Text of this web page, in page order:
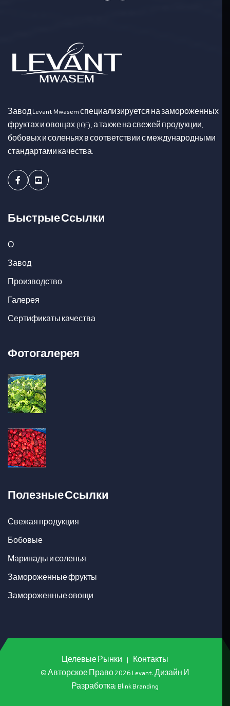
Завод Levant Mwasem специализируется на замороженных
фруктах и овощах (IQF), а также на свежей продукции,
бобовых и соленьях в соответствии с международными
стандартами качества.
FacebookYoutube
Быстрые Ссылки
О
Завод
Производство
Галерея
Сертификаты качества
Фотогалерея
Полезные Ссылки
Свежая продукция
Бобовые
Маринады и соленья
Замороженные фрукты
Замороженные овощи
© Авторское Право2026Levant. Дизайн И
Разработка:Blink Branding
Целевые Рынки | Контакты